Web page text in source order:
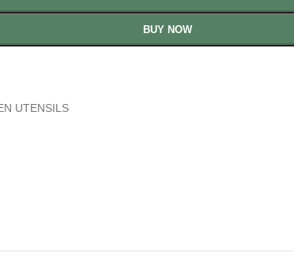
BUY NOW
UTENSILS